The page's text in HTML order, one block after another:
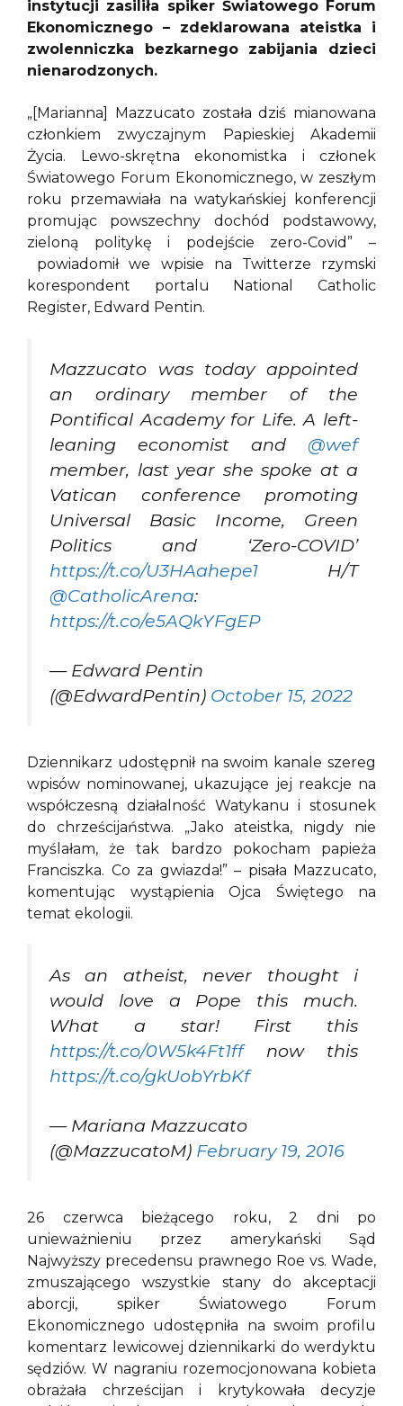
instytucji zasiliła spiker Światowego Forum
Ekonomicznego – zdeklarowana ateistka i
zwolenniczka bezkarnego zabijania dzieci
nienarodzonych.
„[Marianna] Mazzucato została dziś mianowana
członkiem zwyczajnym Papieskiej Akademii
Życia. Lewo-skrętna ekonomistka i członek
Światowego Forum Ekonomicznego, w zeszłym
roku przemawiała na watykańskiej konferencji
promując powszechny dochód podstawowy,
zieloną politykę i podejście zero-Covid” –
powiadomił we wpisie na Twitterze rzymski
korespondent portalu National Catholic
Register, Edward Pentin.
Mazzucato was today appointed
an ordinary member of the
Pontifical Academy for Life. A left-
leaning economist and @wef
member, last year she spoke at a
Vatican conference promoting
Universal Basic Income, Green
Politics and ‘Zero-COVID’
https://t.co/U3HAahepe1 H/T
@CatholicArena:
https://t.co/e5AQkYFgEP
— Edward Pentin
(@EdwardPentin) October 15, 2022
Dziennikarz udostępnił na swoim kanale szereg
wpisów nominowanej, ukazujące jej reakcje na
współczesną działalność Watykanu i stosunek
do chrześcijaństwa. „Jako ateistka, nigdy nie
myślałam, że tak bardzo pokocham papieża
Franciszka. Co za gwiazda!” – pisała Mazzucato,
komentując wystąpienia Ojca Świętego na
temat ekologii.
As an atheist, never thought i
would love a Pope this much.
What a star! First this
https://t.co/0W5k4Ft1ffnow this
https://t.co/gkUobYrbKf
— Mariana Mazzucato
(@MazzucatoM) February 19, 2016
26 czerwca bieżącego roku, 2 dni po
unieważnieniu przez amerykański Sąd
Najwyższy precedensu prawnego Roe vs. Wade,
zmuszającego wszystkie stany do akceptacji
aborcji, spiker Światowego Forum
Ekonomicznego udostępniła na swoim profilu
komentarz lewicowej dziennikarki do werdyktu
sędziów. W nagraniu rozemocjonowana kobieta
obrażała chrześcijan i krytykowała decyzje